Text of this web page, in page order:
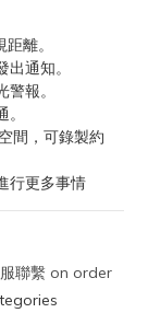
離。
通知。
報。
間，可錄製約
行更多事情
聯繫 on order